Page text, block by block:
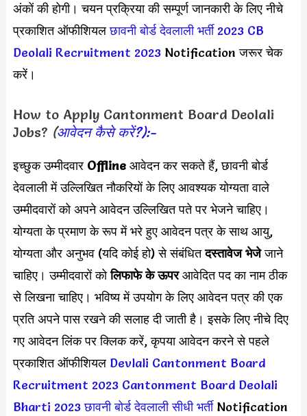
अंकों की होगी। चयन प्रक्रिया की सम्पूर्ण जानकारी के लिए नीचे
प्रकाशित ऑफीशियलछावनी बोर्ड देवलाली भर्ती 2023 CB
Deolali Recruitment 2023Notification जरूर चेक
करें।
How to Apply Cantonment Board Deolali
Jobs? (आवेदन कैसे करें?):-
इच्छुक उम्मीदवार Offline आवेदन कर सकते हैं, छावनी बोर्ड
देवलाली में उल्लिखित नौकरियों के लिए आवश्यक योग्यता वाले
उम्मीदवारों को अपने आवेदन उल्लिखित पते पर भेजने चाहिए।
योग्यता के प्रमाण के रूप में भरे हुए आवेदन पत्र के साथ आयु,
योग्यता और अनुभव (यदि कोई हो) से संबंधितदस्तावेज भेजेजाने
चाहिए। उम्मीदवारों कोलिफाफे के ऊपरआवेदित पद का नाम ठीक
से लिखना चाहिए। भविष्य में उपयोग के लिए आवेदन पत्र की एक
प्रति अपने पास रखने की सलाह दी जाती है। इसके लिए नीचे दिए
गए आवेदन लिंक पर क्लिक करें, कृपया आवेदन करने से पहले
प्रकाशित ऑफीशियल Devlali Cantonment Board
Recruitment 2023 Cantonment Board Deolali
Bharti 2023 छावनी बोर्ड देवलाली सीधी भर्तीNotification